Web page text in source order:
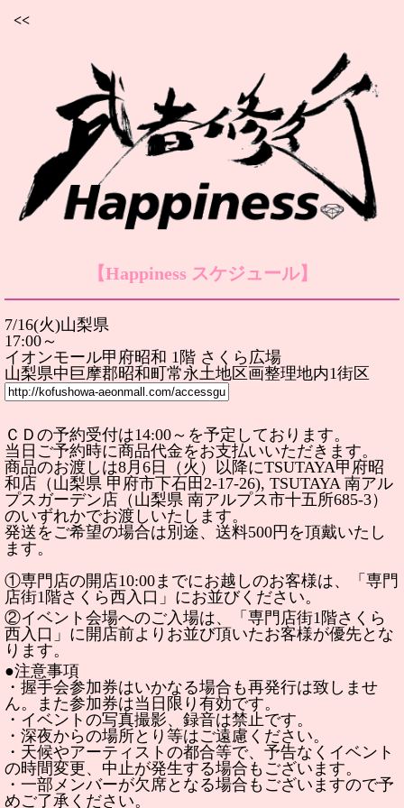
<<
【Happiness スケジュール】
7/16(火)山梨県
17:00～
イオンモール甲府昭和 1階 さくら広場
山梨県中巨摩郡昭和町常永土地区画整理地内1街区
ＣＤの予約受付は14:00～を予定しております。
当日ご予約時に商品代金をお支払いいただきます。
商品のお渡しは8月6日（火）以降にTSUTAYA甲府昭
和店（山梨県 甲府市下石田2-17-26), TSUTAYA 南アル
プスガーデン店（山梨県 南アルプス市十五所685-3）
のいずれかでお渡しいたします。
発送をご希望の場合は別途、送料500円を頂戴いたし
ます。
①専門店の開店10:00までにお越しのお客様は、「専門
店街1階さくら西入口」にお並びください。
②イベント会場へのご入場は、「専門店街1階さくら
西入口」に開店前よりお並び頂いたお客様が優先とな
ります。
●注意事項
・握手会参加券はいかなる場合も再発行は致しませ
ん。また参加券は当日限り有効です。
・イベントの写真撮影、録音は禁止です。
・深夜からの場所とり等はご遠慮ください。
・天候やアーティストの都合等で、予告なくイベント
の時間変更、中止が発生する場合もございます。
・一部メンバーが欠席となる場合もございますので予
めご了承ください。